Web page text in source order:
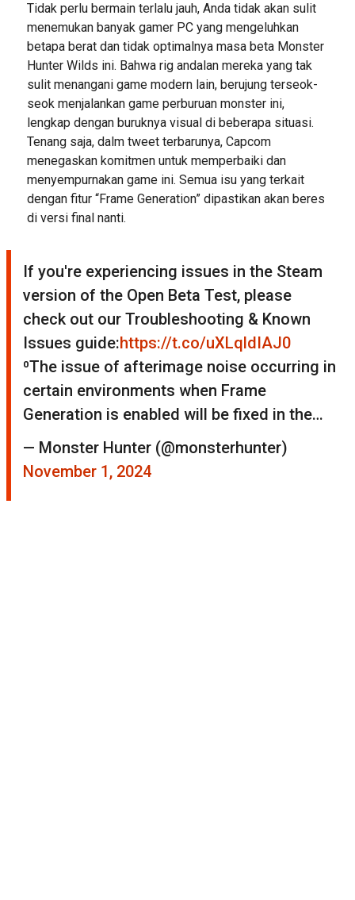
Tidak perlu bermain terlalu jauh, Anda tidak akan sulit
menemukan banyak gamer PC yang mengeluhkan
betapa berat dan tidak optimalnya masa beta Monster
Hunter Wilds ini. Bahwa rig andalan mereka yang tak
sulit menangani game modern lain, berujung terseok-
seok menjalankan game perburuan monster ini,
lengkap dengan buruknya visual di beberapa situasi.
Tenang saja, dalm tweet terbarunya, Capcom
menegaskan komitmen untuk memperbaiki dan
menyempurnakan game ini. Semua isu yang terkait
dengan fitur “Frame Generation” dipastikan akan beres
di versi final nanti.
If you're experiencing issues in the Steam
version of the Open Beta Test, please
check out our Troubleshooting & Known
Issues guide:https://t.co/uXLqldIAJ0
⁰The issue of afterimage noise occurring in
certain environments when Frame
Generation is enabled will be fixed in the…
— Monster Hunter (@monsterhunter)
November 1, 2024